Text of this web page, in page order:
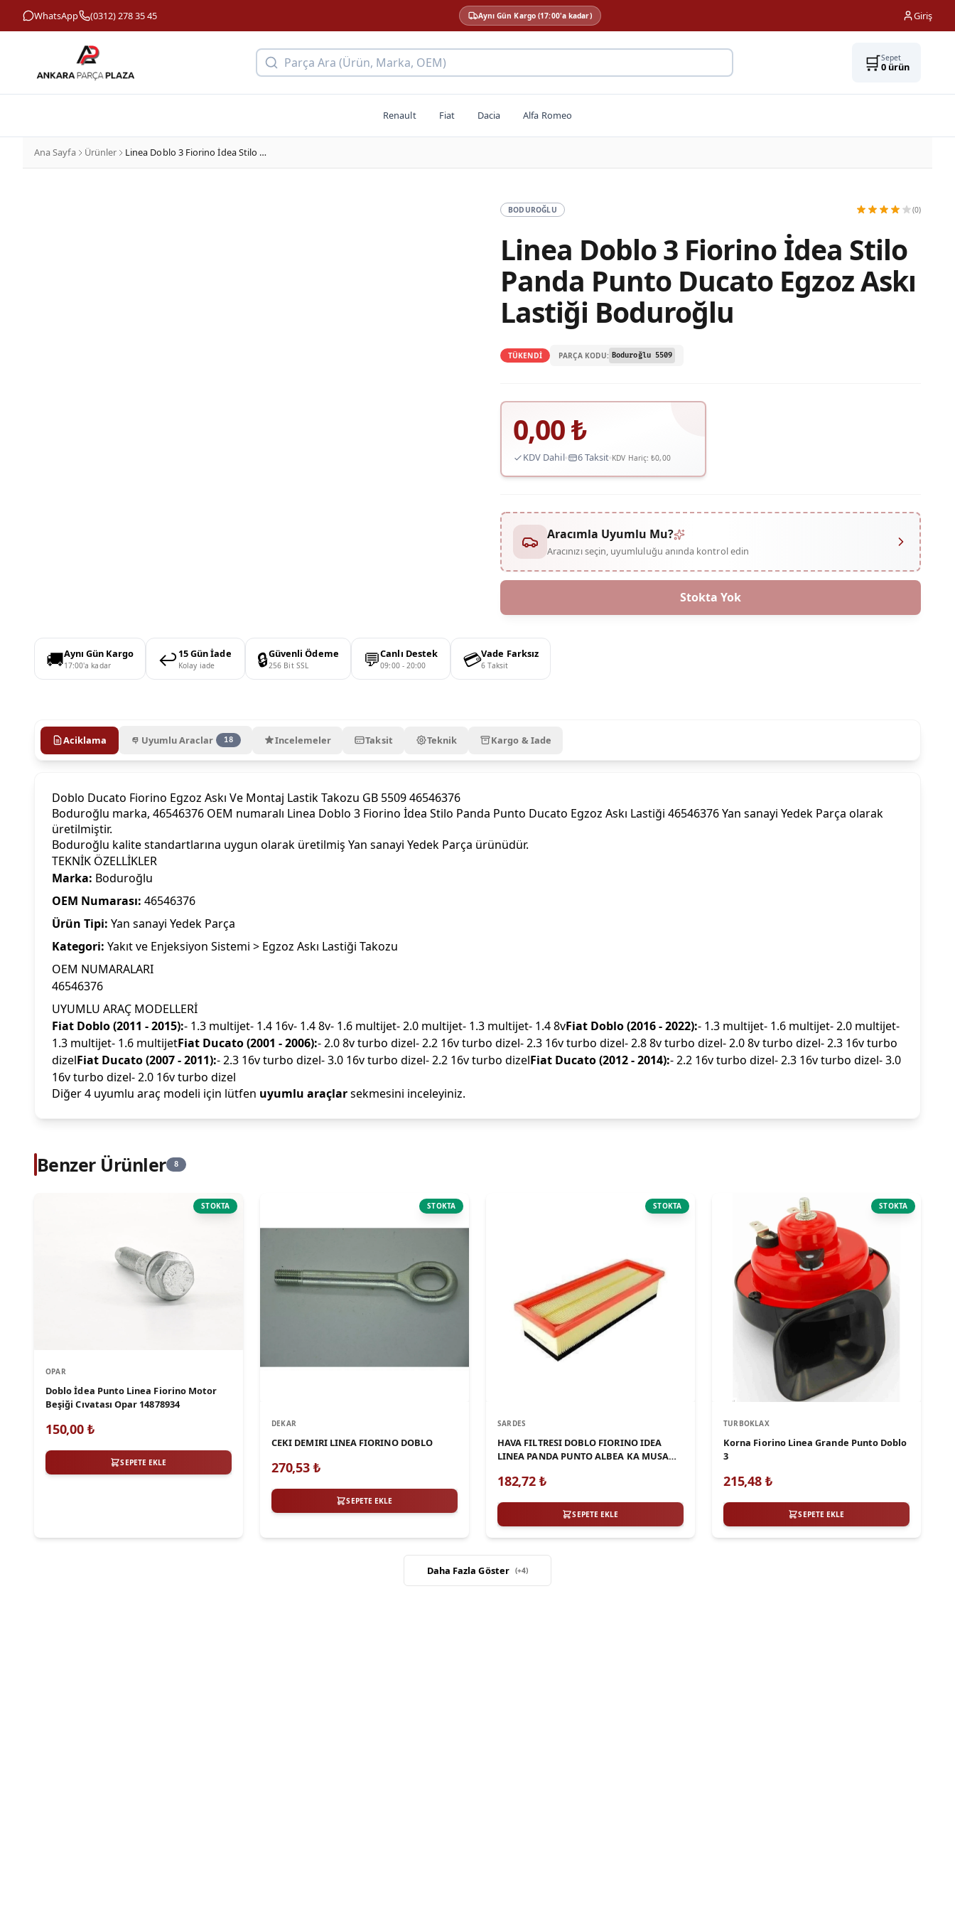
WhatsApp (0312) 278 35 45 Aynı Gün Kargo (17:00'a kadar) Giriş
Parça Ara (Ürün, Marka, OEM) 🛒Sepet
0ürün
Renault Fiat Dacia Alfa Romeo
Ana Sayfa Ürünler Linea Doblo 3 Fiorino İdea Stilo Panda Punto Ducato Egzoz Askı Lastiği Boduroğlu
BODUROĞLU (0)
Linea Doblo 3 Fiorino İdea Stilo
Panda Punto Ducato Egzoz Askı
Lastiği Boduroğlu
TÜKENDİ PARÇA KODU: Boduroğlu 5509
0,00₺
KDV Dahil 6 Taksit KDV Hariç:₺0,00
Aracımla Uyumlu Mu?
Aracınızı seçin, uyumluluğu anında kontrol edin
Stokta Yok
🚚Aynı Gün Kargo
17:00'a kadar ↩️ 15 Gün İade
Kolay iade 🔒Güvenli Ödeme
256 Bit SSL 💬Canlı Destek
09:00 - 20:00 💳Vade Farksız
6 Taksit
Aciklama Uyumlu Araclar 18 Incelemeler Taksit Teknik Kargo & Iade
Doblo Ducato Fiorino Egzoz Askı Ve Montaj Lastik Takozu GB 5509 46546376
Boduroğlu marka, 46546376 OEM numaralı Linea Doblo 3 Fiorino İdea Stilo Panda Punto Ducato Egzoz Askı Lastiği 46546376 Yan sanayi Yedek Parça olarak
üretilmiştir.
Boduroğlu kalite standartlarına uygun olarak üretilmiş Yan sanayi Yedek Parça ürünüdür.
TEKNİK ÖZELLİKLER
Marka: Boduroğlu
OEM Numarası: 46546376
Ürün Tipi: Yan sanayi Yedek Parça
Kategori: Yakıt ve Enjeksiyon Sistemi > Egzoz Askı Lastiği Takozu
OEM NUMARALARI
46546376
UYUMLU ARAÇ MODELLERİ
Fiat Doblo (2011 - 2015):- 1.3 multijet- 1.4 16v- 1.4 8v- 1.6 multijet- 2.0 multijet- 1.3 multijet- 1.4 8vFiat Doblo (2016 - 2022):- 1.3 multijet- 1.6 multijet- 2.0 multijet-
1.3 multijet- 1.6 multijetFiat Ducato (2001 - 2006):- 2.0 8v turbo dizel- 2.2 16v turbo dizel- 2.3 16v turbo dizel- 2.8 8v turbo dizel- 2.0 8v turbo dizel- 2.3 16v turbo
dizelFiat Ducato (2007 - 2011):- 2.3 16v turbo dizel- 3.0 16v turbo dizel- 2.2 16v turbo dizelFiat Ducato (2012 - 2014):- 2.2 16v turbo dizel- 2.3 16v turbo dizel- 3.0
16v turbo dizel- 2.0 16v turbo dizel
Diğer 4 uyumlu araç modeli için lütfen uyumlu araçlarsekmesini inceleyiniz.
Benzer Ürünler 8
STOKTA
OPAR
Doblo İdea Punto Linea Fiorino Motor
Beşiği Cıvatası Opar 14878934
150,00₺
SEPETE EKLE
STOKTA
DEKAR
CEKI DEMIRI LINEA FIORINO DOBLO
270,53₺
SEPETE EKLE
STOKTA
SARDES
HAVA FILTRESI DOBLO FIORINO IDEA
LINEA PANDA PUNTO ALBEA KA MUSA
182,72₺
SEPETE EKLE
STOKTA
TURBOKLAX
Korna Fiorino Linea Grande Punto Doblo
3
215,48₺
SEPETE EKLE
Daha Fazla Göster (+4)